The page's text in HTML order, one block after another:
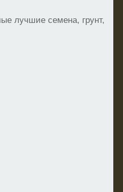
лучшие семена, грунт,